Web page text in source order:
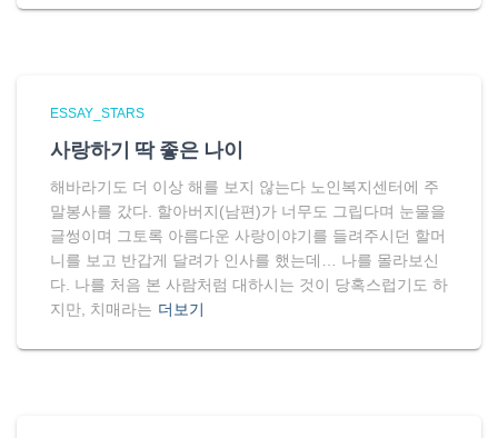
ESSAY_STARS
사랑하기 딱 좋은 나이
해바라기도 더 이상 해를 보지 않는다 노인복지센터에 주
말봉사를 갔다. 할아버지(남편)가 너무도 그립다며 눈물을
글썽이며 그토록 아름다운 사랑이야기를 들려주시던 할머
니를 보고 반갑게 달려가 인사를 했는데… 나를 몰라보신
다. 나를 처음 본 사람처럼 대하시는 것이 당혹스럽기도 하
지만, 치매라는 더보기